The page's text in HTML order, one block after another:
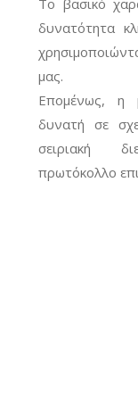
δυνατότητα
μας.
Επομένως, η
δυνατή σε
σειριακή
πρωτόκολλο